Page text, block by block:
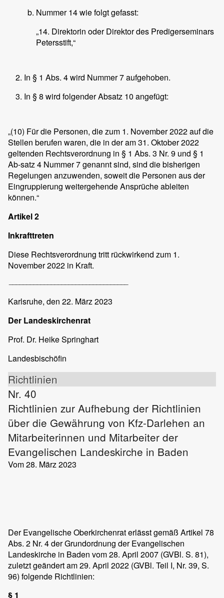
Nummer 14 wie folgt gefasst:
„14. Direktorin oder Direktor des Predigerseminars
Petersstift,“
In § 1 Abs. 4 wird Nummer 7 aufgehoben.
In § 8 wird folgender Absatz 10 angefügt:
„(10) Für die Personen, die zum 1. November 2022 auf die
Stellen berufen waren, die in der am 31. Oktober 2022
geltenden Rechtsverordnung in § 1 Abs. 3 Nr. 9 und § 1
Ab-satz 4 Nummer 7 genannt sind, sind die bisherigen
Regelungen anzuwenden, soweit die Personen aus der
Eingruppierung weitergehende Ansprüche ableiten
können.“
Artikel 2
Inkrafttreten
Diese Rechtsverordnung tritt rückwirkend zum 1.
November 2022 in Kraft.
Karlsruhe, den 22. März 2023
Der Landeskirchenrat
Prof. Dr. Heike Springhart
Landesbischöfin
Richtlinien
Nr. 40
Richtlinien zur Aufhebung der Richtlinien
über die Gewährung von Kfz-Darlehen an
Mitarbeiterinnen und Mitarbeiter der
Evangelischen Landeskirche in Baden
Vom 28. März 2023
Der Evangelische Oberkirchenrat erlässt gemäß Artikel 78
Abs. 2 Nr. 4 der Grundordnung der Evangelischen
Landeskirche in Baden vom 28. April 2007 (GVBl. S. 81),
zuletzt geändert am 29. April 2022 (GVBl. Teil I, Nr. 39, S.
96) folgende Richtlinien:
§ 1